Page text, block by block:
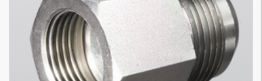
Modèle 3D